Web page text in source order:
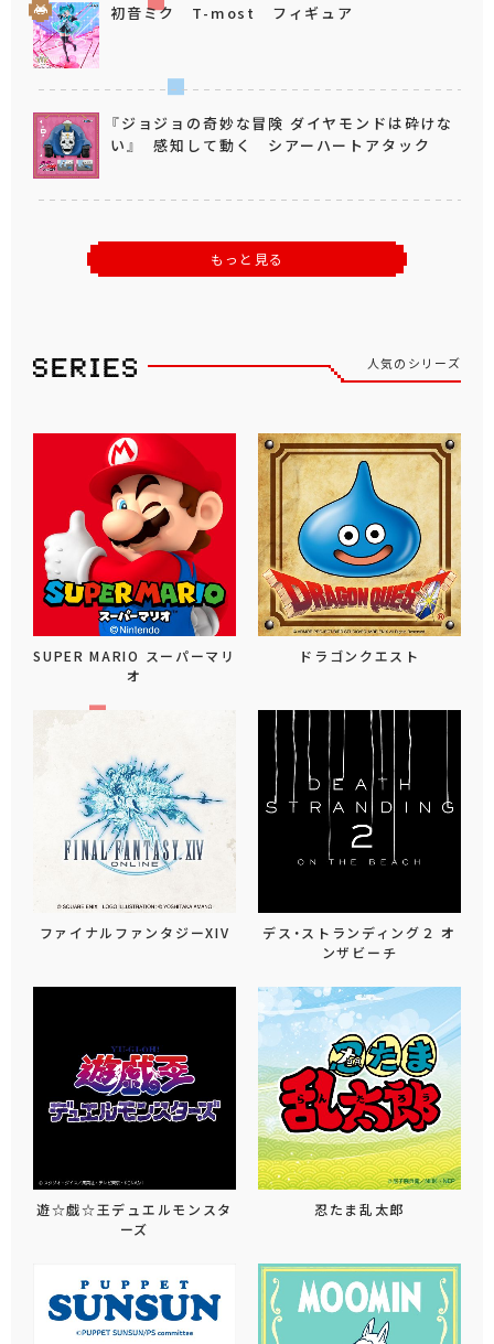
初音ミク T-most フィギュア
『ジョジョの奇妙な冒険 ダイヤモンドは砕けな
い』 感知して動く シアーハートアタック
もっと見る
人気のシリーズ
SUPER MARIO スーパーマリ
オ
ドラゴンクエスト
ファイナルファンタジーXIV
デス・ストランディング２ オ
ンザビーチ
遊☆戯☆王デュエルモンスタ
ーズ
忍たま乱太郎